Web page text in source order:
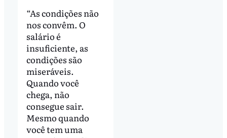
“As condições não
nos convêm. O
salário é
insuficiente, as
condições são
miseráveis.
Quando você
chega, não
consegue sair.
Mesmo quando
você tem uma